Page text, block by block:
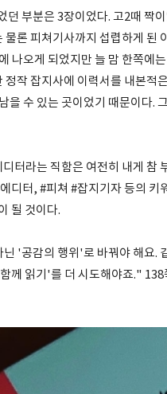
던 부분은 3장이었다. 고2때 짝
론 피쳐기사까지 섭렵하게 된
나오게 되었지만 늘 맘 한쪽에
작 잡지사에 이력서를 내본적
을 수 있는 곳이었기 때문이다.
터라는 직함은 여전히 내게 참
디터, #피쳐 #잡지기자 등의 키
될 것이다.
'공감의 행위'로 바꿔야 해요.
께 읽기'를 더 시도해야죠." 138